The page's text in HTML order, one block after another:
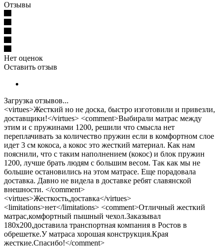
Отзывы
Нет оценок
Оставить отзыв
Загрузка отзывов...
<virtues>Жесткий но не доска, быстро изготовили и привезли,
доставщики!</virtues> <comment>Выбирали матрас между
этим и с пружинами 1200, решили что смысла нет
переплачивать за количество пружин если в комфортном слое
идет 3 см кокоса, а кокос это жесткий материал. Как нам
пояснили, что с таким наполнением (кокос) и блок пружин
1200, лучше брать людям с большим весом. Так как мы не
большие остановились на этом матрасе. Еще порадовала
доставка. Давно не видела в доставке ребят славянской
внешности. </comment>
<virtues>Жесткость,доставка</virtues>
<limitations>нет</limitations> <comment>Отличный жесткий
матрас,комфортный пышный чехол.Заказывал
180х200,доставила транспортная компания в Ростов в
обрешетке.У матраса хорошая конструкция.Края
жесткие.Спасибо!</comment>